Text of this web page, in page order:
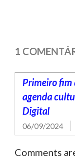
1
Primeiro fim
agenda
Digital
06/09/2024
Comments